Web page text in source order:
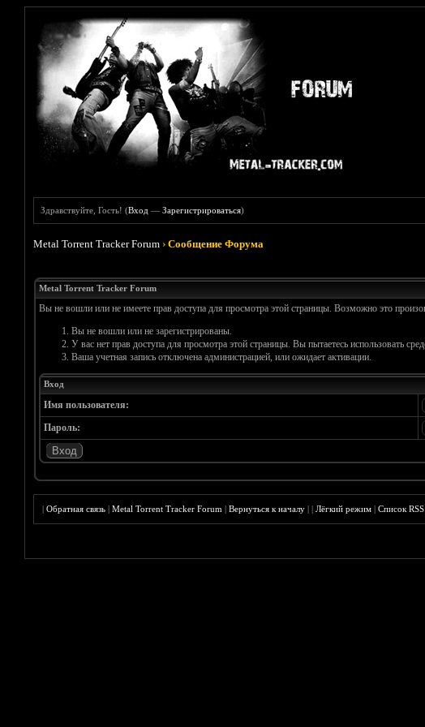
Здравствуйте, Гость! (Вход —Зарегистрироваться)
Metal Torrent Tracker Forum ›Сообщение Форума
Metal Torrent Tracker Forum
Вы не вошли или не имеете прав доступа для просмотра этой страницы. Возможно это
Вы не вошли или не зарегистрированы.
У вас нет прав доступа для просмотра этой страницы. Вы пытаетесь использовать
Ваша учетная запись отключена администрацией, или ожидает активации.
Вход
Имя пользователя:
Пароль:
|Обратная связь |Metal Torrent Tracker Forum |Вернуться к началу ||Лёгкий режим |Список RSS